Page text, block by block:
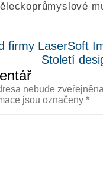
firmy LaserSoft
Století
nebude
jsou označeny *